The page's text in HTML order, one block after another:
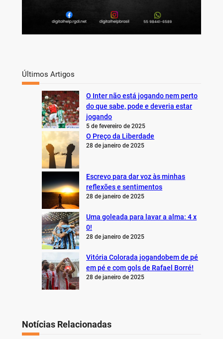
Últimos Artigos
O Inter não está jogando nem perto
do que sabe, pode e deveria estar
jogando
5 de fevereiro de 2025
O Preço da Liberdade
28 de janeiro de 2025
Escrevo para dar voz às minhas
reflexões e sentimentos
28 de janeiro de 2025
Uma goleada para lavar a alma: 4 x
0!
28 de janeiro de 2025
Vitória Colorada jogandobem de pé
em pé e com gols de Rafael Borré!
28 de janeiro de 2025
Notícias Relacionadas